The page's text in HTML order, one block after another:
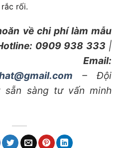
rối.
về chi phí làm mẫu
0909 938 333 |
Email:
– Đội
sẵn sàng tư vấn minh